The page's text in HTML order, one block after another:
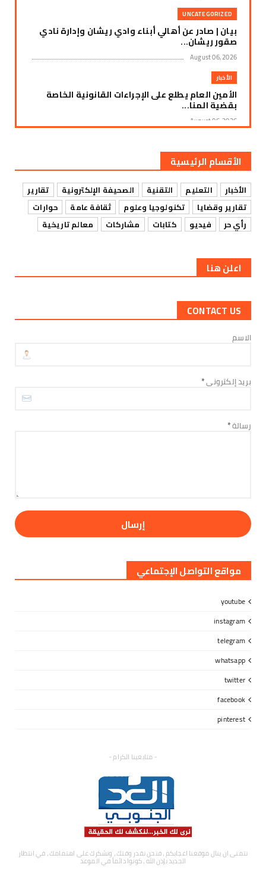
UNCATEGORIZED
بيان | صادر عن أهالي أبناء وادي ريشان وإدارة نادي
صقور ريشان...
August 06, 2026
الأخبار
الأمين العام يطلع على الإجراءات القانونية الخاصة
بقضية المنا...
August 06, 2026
لليوم الثالث على التوالي.. الإضراب الجزئي يعم
مديريات الضالع...
August 06, 2026
الأخبار
زنجبار: استمرار العصيان المدني لليوم الثالث على
التوالي وسط ...
الأخبار
August 06, 2026
August 06, 2026
الدوري وتؤيد دعوات...
الأقسام الرئيسية
الأخبار التعليم التقنية الصحيفة الإلكترونية
تقارير
تقارير وقضايا
تكنولوجيا وعلوم ثقافة عامة
حوارات
رأي حر
فيديو كتابات مشاركات معالم تاريخية
اعلن هنا
CONTACT US
الاسم
بريد إلكتروني*
رسالة*
مواقع التواصل الإجتماعي
youtube
instagram
telegram
whatsapp
twitter
facebook
pinterest
- متابعينا الكرام -
نتمنى ان ينال موقعنا اعجابكم ، فنحن نقدر وقتك ، ونشكرك على اهتمامك ، في انتظار
الجديد بإذن الله ، كونوا دائماً في الموعد